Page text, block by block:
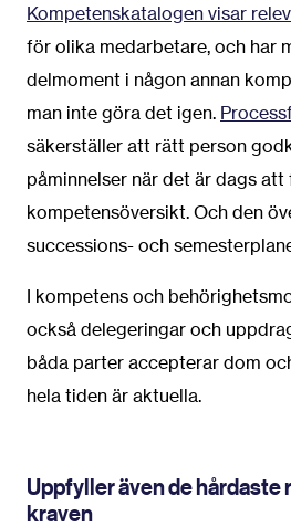
Kompetenskatalogen visar
för olika medarbetare, och har
delmoment i någon annan
man inte göra det igen.
säkerställer att rätt person
påminnelser när det är dags att
kompetensöversikt. Och den
successions- och
I kompetens och
också delegeringar och
båda parter accepterar dom
hela tiden är aktuella.
Uppfyller även de hårdaste
kraven